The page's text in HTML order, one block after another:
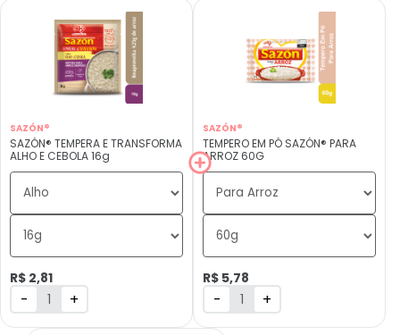
SAZÓN®
SAZÓN® TEMPERA E TRANSFORMA
ALHO E CEBOLA 16g
R$ 2,81
- +
SAZÓN®
TEMPERO EM PÓ SAZÓN® PARA
ARROZ 60G
R$ 5,78
- +